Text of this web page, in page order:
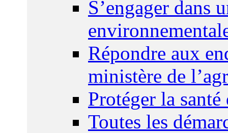
S’engager dans
Répondre aux
ministère de
Protéger la
Toutes les